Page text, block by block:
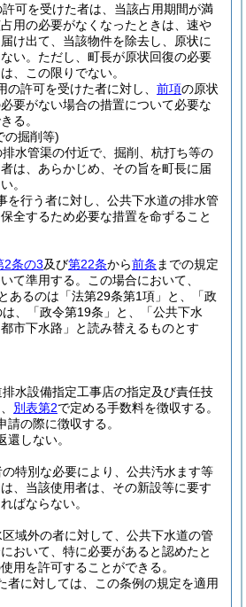
可を受けた者は、当該占用期間が満
用の必要がなくなったときは、速や
け出て、当該物件を除去し、原状に
い。 ただし、町長が原状回復の必要
、この限りでない。
の許可を受けた者に対し、 前項の原状
要がない場合の措置について必要な
る。
の掘削等)
水管渠の付近で、掘削、杭打ち等の
は、あらかじめ、その旨を町長に届
。
を行う者に対し、公共下水道の排水管
全するため必要な措置を命ずること
2条の3及び第22条から前条 までの規定
て準用する。
この場合において、
あるのは「法第29条第1項」と、「政
、「政令第19条」と、「公共下水
市下水路」と読み替えるものとす
水設備指定工事店の指定及び責任技
別表第2で定める手数料を徴収する。
請の際に徴収する。
還しない。
特別な必要により、公共汚水ます等
、当該使用者は、その新設等に要す
ばならない。
域外の者に対して、公共下水道の管
おいて、特に必要があると認めたと
用を許可することができる。
者に対しては、この条例の規定を適用